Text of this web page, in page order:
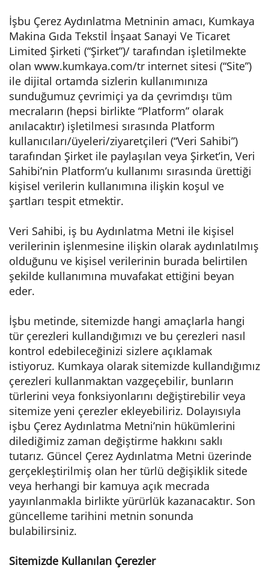
İşbu Çerez Aydınlatma Metninin amacı, Kumkaya
Makina Gıda Tekstil İnşaat Sanayi Ve Ticaret
Limited Şirketi (“Şirket”)/ tarafından işletilmekte
olan www.kumkaya.com/tr internet sitesi (“Site”)
ile dijital ortamda sizlerin kullanımınıza
sunduğumuz çevrimiçi ya da çevrimdışı tüm
mecraların (hepsi birlikte “Platform” olarak
anılacaktır) işletilmesi sırasında Platform
kullanıcıları/üyeleri/ziyaretçileri (“Veri Sahibi”)
tarafından Şirket ile paylaşılan veya Şirket’in, Veri
Sahibi’nin Platform’u kullanımı sırasında ürettiği
kişisel verilerin kullanımına ilişkin koşul ve
şartları tespit etmektir.
Veri Sahibi, iş bu Aydınlatma Metni ile kişisel
verilerinin işlenmesine ilişkin olarak aydınlatılmış
olduğunu ve kişisel verilerinin burada belirtilen
şekilde kullanımına muvafakat ettiğini beyan
eder.
İşbu metinde, sitemizde hangi amaçlarla hangi
tür çerezleri kullandığımızı ve bu çerezleri nasıl
kontrol edebileceğinizi sizlere açıklamak
istiyoruz. Kumkaya olarak sitemizde kullandığımız
çerezleri kullanmaktan vazgeçebilir, bunların
türlerini veya fonksiyonlarını değiştirebilir veya
sitemize yeni çerezler ekleyebiliriz. Dolayısıyla
işbu Çerez Aydınlatma Metni’nin hükümlerini
dilediğimiz zaman değiştirme hakkını saklı
tutarız. Güncel Çerez Aydınlatma Metni üzerinde
gerçekleştirilmiş olan her türlü değişiklik sitede
veya herhangi bir kamuya açık mecrada
yayınlanmakla birlikte yürürlük kazanacaktır. Son
güncelleme tarihini metnin sonunda
bulabilirsiniz.
Sitemizde Kullanılan Çerezler